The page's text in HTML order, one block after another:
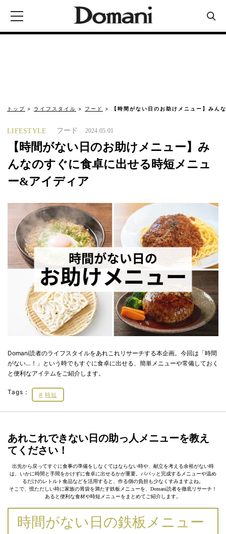
トップ ライフスタイル フード 【時間がない日のお助けメニュー】みん
LIFESTYLE フード 2024.05.01
【時間がない日のお助けメニュー】み
んなのすぐに食卓に出せる時短メニュ
ー&アイディア
Domani読者のライフスタイルをあれこれリサーチする本企画。今回は「時間
がない…！」という時でもすぐに食卓に出せる、簡単メニューや常備しておく
と便利なアイテムをご紹介します。
Tags： 時短
あれこれできない日の助っ人メニューを教え
てください！
出先から戻ってすぐに食事の準備をしなくてはならない時や、献立を考える余裕がない時
は、いかに時間と手間をかけずに食卓に出せるかが重要。パパッと完成するメニューや温め
るだけのレトルト食品などを活用すると、作る側の負担も少なくすみますよね。
そこで、慌ただしい時に家族の胃袋を満たす鉄板メニューを、Domani読者を徹底リサーチ！
あると便利な食材や時短メニューをまとめてご紹介します。
時間がない日の鉄板メニュー